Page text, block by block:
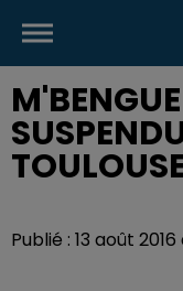
Publié : 13 août